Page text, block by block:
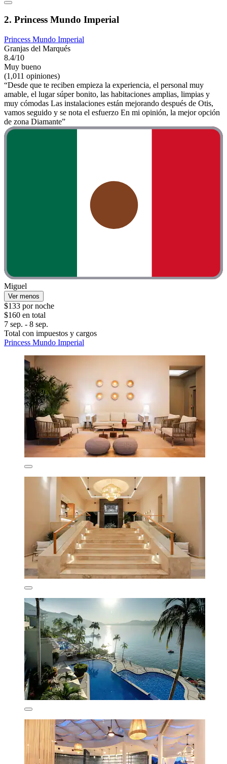
2. Princess Mundo Imperial
Princess Mundo Imperial
Granjas del Marqués
8.4/10
Muy bueno
(1,011 opiniones)
“Desde que te reciben empieza la experiencia, el personal muy
amable, el lugar súper bonito, las habitaciones amplias, limpias y
muy cómodas Las instalaciones están mejorando después de Otis,
vamos seguido y se nota el esfuerzo En mi opinión, la mejor opción
de zona Diamante”
Miguel
Ver menos
$133 por noche
$160 en total
7 sep. - 8 sep.
Total con impuestos y cargos
Princess Mundo Imperial